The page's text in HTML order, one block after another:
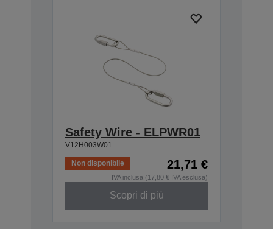
Safety Wire - ELPWR01
V12H003W01
Non disponibile 21,71 €
IVA inclusa (17,80 € IVA esclusa)
Scopri di più